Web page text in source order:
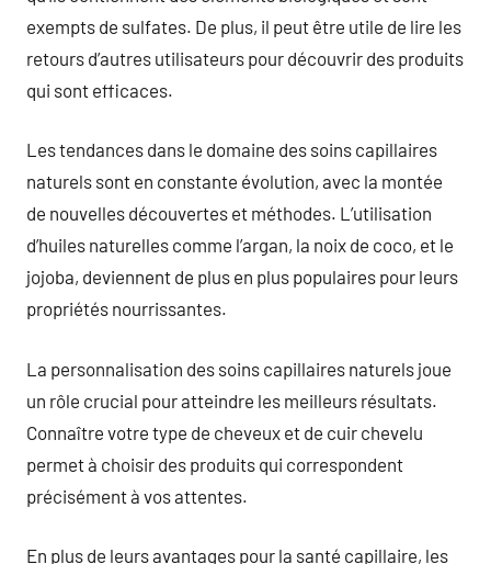
exempts de sulfates. De plus, il peut être utile de lire les
retours d’autres utilisateurs pour découvrir des produits
qui sont efficaces.
Les tendances dans le domaine des soins capillaires
naturels sont en constante évolution, avec la montée
de nouvelles découvertes et méthodes. L’utilisation
d’huiles naturelles comme l’argan, la noix de coco, et le
jojoba, deviennent de plus en plus populaires pour leurs
propriétés nourrissantes.
La personnalisation des soins capillaires naturels joue
un rôle crucial pour atteindre les meilleurs résultats.
Connaître votre type de cheveux et de cuir chevelu
permet à choisir des produits qui correspondent
précisément à vos attentes.
En plus de leurs avantages pour la santé capillaire, les